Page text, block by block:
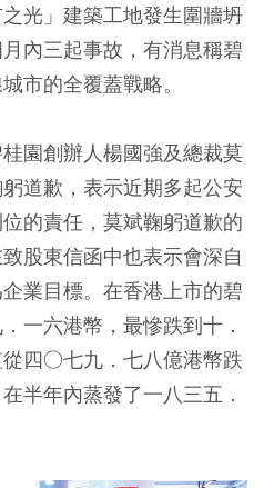
光」建築工地發生圍牆坍
內三起事故，有消息稱碧
市的全覆蓋戰略。
園創辦人楊國強及總裁莫
道歉，表示近期多起公安
的責任，莫斌鞠躬道歉的
股東信函中也表示會深自
業目標。 在香港上市的碧
一六港幣，最慘跌到十．
四○七九．七八億港幣跌
半年內蒸發了一八三五．